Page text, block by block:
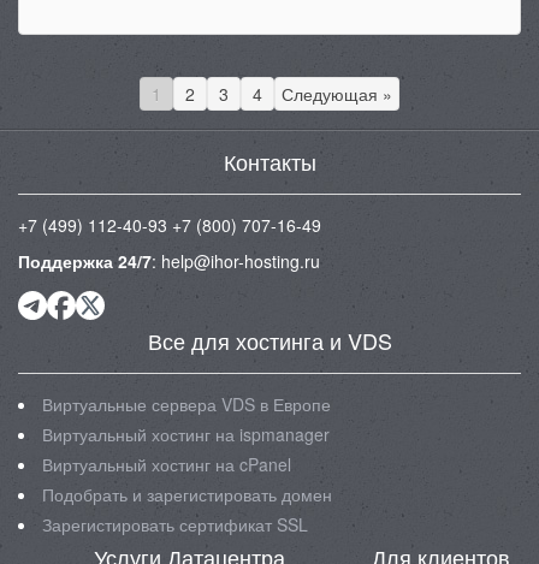
1 2 3 4 Следующая »
Контакты
+7 (499) 112-40-93 +7 (800) 707-16-49
Поддержка 24/7: help@ihor-hosting.ru
Все для хостинга и VDS
Виртуальные сервера VDS в Европе
Виртуальный хостинг на ispmanager
Виртуальный хостинг на cPanel
Подобрать и зарегистировать домен
Зарегистировать сертификат SSL
Услуги Датацентра Для клиентов